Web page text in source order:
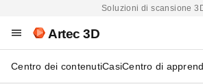
Soluzioni di scansione
Artec 3D
Centro dei contenutiCasiCentro di